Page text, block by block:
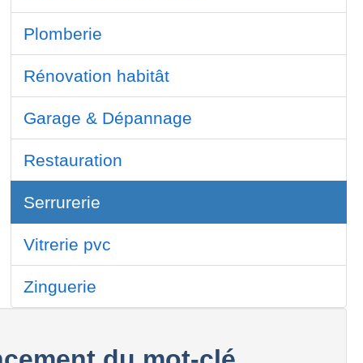
Plomberie
Rénovation habitât
Garage & Dépannage
Restauration
Serrurerie
Vitrerie pvc
Zinguerie